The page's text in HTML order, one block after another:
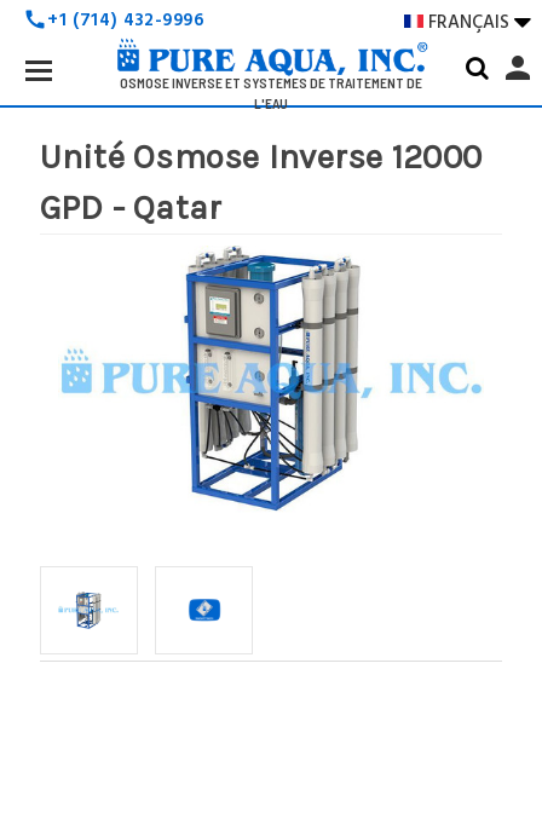
call+1 (714) 432-9996 FRANÇAIS 
OSMOSE INVERSE ET SYSTÈMES DE TRAITEMENT DE
L'EAU
Search
Keyword:
person
Unité Osmose Inverse 12000
GPD - Qatar